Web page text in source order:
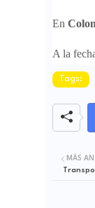
En
A la
Tags:
MÁS